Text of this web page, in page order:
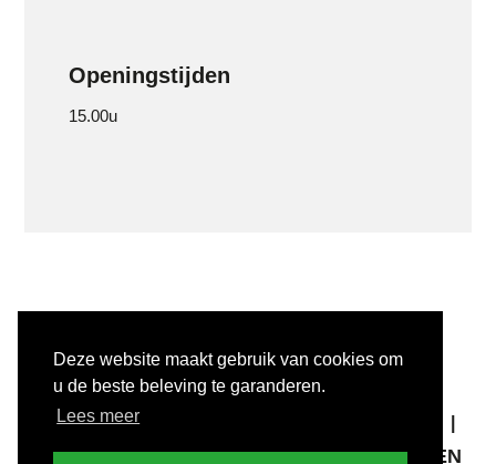
Deze website maakt gebruik van cookies om
u de beste beleving te garanderen.
Lees meer
Openingstijden
15.00u
COPYRIGHT © 2025 #INULST
ALGEMENE VOORWAARDEN
DISCLAIMER
MELD KWETSBAARHEDEN